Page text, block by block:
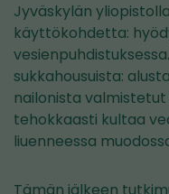
Jyväskylän
käyttökohdetta:
sukkahousuista:
nailonista
tehokkaasti kultaa
liuenneessa